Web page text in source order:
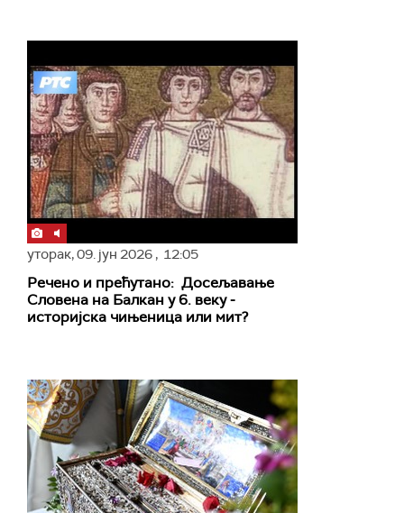
уторак,09. јун 2026 , 12:05
Речено и прећутано: Досељавање
Словена на Балкан у 6. веку ‒
историјска чињеница или мит?